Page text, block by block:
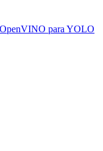
para YOLO